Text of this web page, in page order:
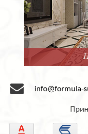
info@formula-